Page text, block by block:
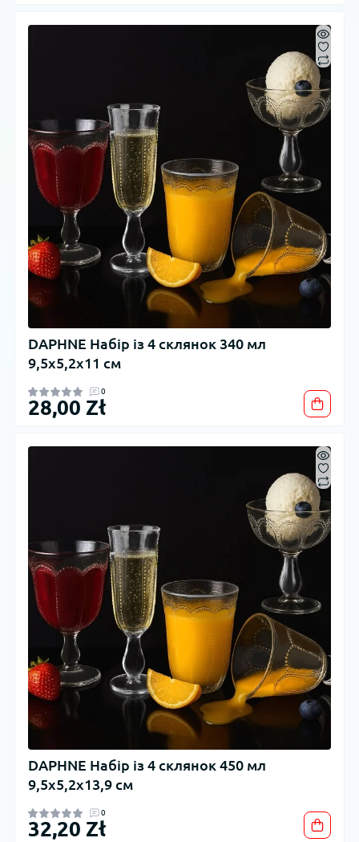
DAPHNE Набір із 4 склянок 340 мл
9,5x5,2x11 см
0
28,00 Zł
DAPHNE Набір із 4 склянок 450 мл
9,5x5,2x13,9 см
0
32,20 Zł